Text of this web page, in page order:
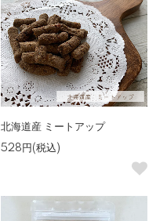
北海道産 ミートアップ
528円(税込)